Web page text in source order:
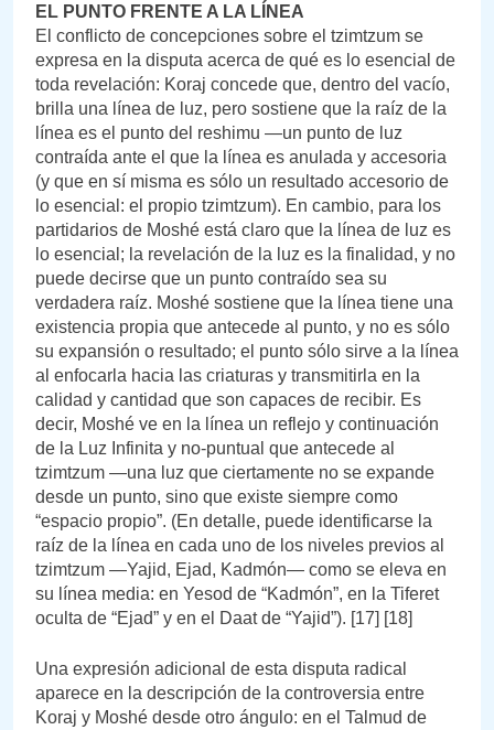
EL PUNTO FRENTE A LA LÍNEA
El conflicto de concepciones sobre el tzimtzum se
expresa en la disputa acerca de qué es lo esencial de
toda revelación: Koraj concede que, dentro del vacío,
brilla una línea de luz, pero sostiene que la raíz de la
línea es el punto del reshimu —un punto de luz
contraída ante el que la línea es anulada y accesoria
(y que en sí misma es sólo un resultado accesorio de
lo esencial: el propio tzimtzum). En cambio, para los
partidarios de Moshé está claro que la línea de luz es
lo esencial; la revelación de la luz es la finalidad, y no
puede decirse que un punto contraído sea su
verdadera raíz. Moshé sostiene que la línea tiene una
existencia propia que antecede al punto, y no es sólo
su expansión o resultado; el punto sólo sirve a la línea
al enfocarla hacia las criaturas y transmitirla en la
calidad y cantidad que son capaces de recibir. Es
decir, Moshé ve en la línea un reflejo y continuación
de la Luz Infinita y no-puntual que antecede al
tzimtzum —una luz que ciertamente no se expande
desde un punto, sino que existe siempre como
“espacio propio”. (En detalle, puede identificarse la
raíz de la línea en cada uno de los niveles previos al
tzimtzum —Yajid, Ejad, Kadmón— como se eleva en
su línea media: en Yesod de “Kadmón”, en la Tiferet
oculta de “Ejad” y en el Daat de “Yajid”). [17] [18]
Una expresión adicional de esta disputa radical
aparece en la descripción de la controversia entre
Koraj y Moshé desde otro ángulo: en el Talmud de